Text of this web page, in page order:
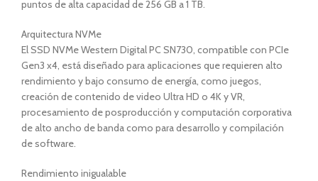
puntos de alta capacidad de 256 GB a 1 TB.
Arquitectura NVMe
El SSD NVMe Western Digital PC SN730, compatible con PCIe
Gen3 x4, está diseñado para aplicaciones que requieren alto
rendimiento y bajo consumo de energía, como juegos,
creación de contenido de video Ultra HD o 4K y VR,
procesamiento de posproducción y computación corporativa
de alto ancho de banda como para desarrollo y compilación
de software.
Rendimiento inigualable